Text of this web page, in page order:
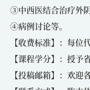
③中西医结合治疗外
④病例讨论等。
【收费标准】：每位
【课程学分】：授
【投稿邮箱】：欢迎